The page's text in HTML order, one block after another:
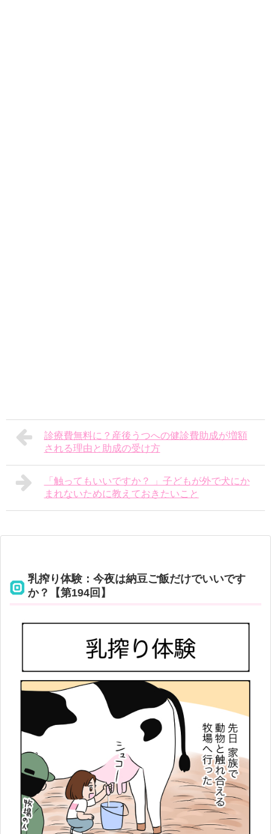
診療費無料に？産後うつへの健診費助成が増額
される理由と助成の受け方
「触ってもいいですか？ 」子どもが外で犬にか
まれないために教えておきたいこと
乳搾り体験：今夜は納豆ご飯だけでいいです
か？【第194回】